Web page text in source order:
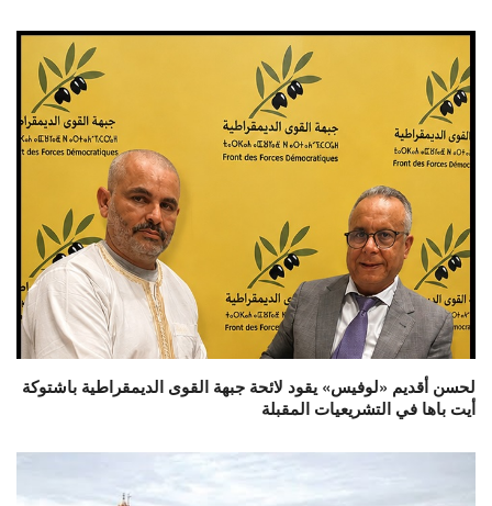
لحسن أقديم «لوفيس» يقود لائحة جبهة القوى الديمقراطية باشتوكة
أيت باها في التشريعيات المقبلة